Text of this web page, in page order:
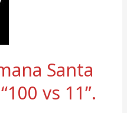
Santa
vs 11”.